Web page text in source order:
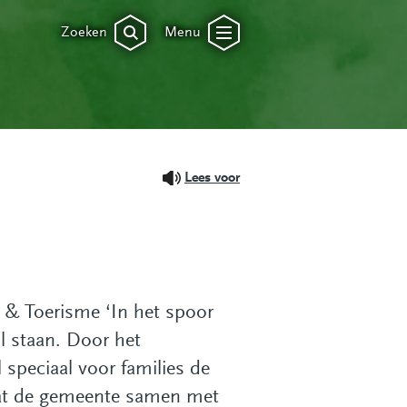
Zoeken Menu
Lees voor
Toerisme ‘In het spoor
staan. Door het
speciaal voor families de
de gemeente samen met